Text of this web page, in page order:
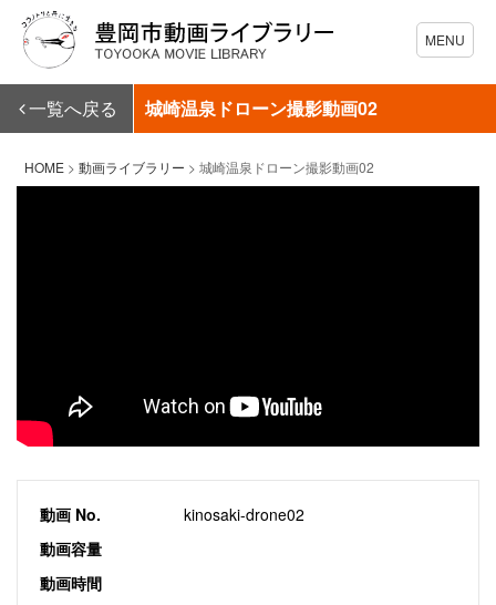
一覧へ戻る 城崎温泉ドローン撮影動画02
HOME > 動画ライブラリー > 城崎温泉ドローン撮影動画02
動画 No.
kinosaki-drone02
動画容量
動画時間